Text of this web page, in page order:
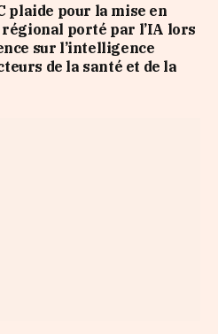
plaide pour la mise en
régional porté par l’IA lors
sur l’intelligence
de la santé et de la